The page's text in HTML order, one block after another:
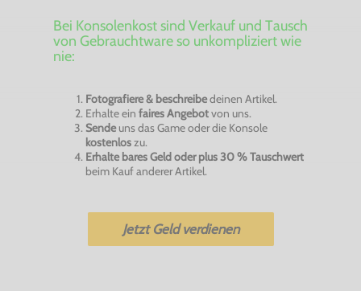
Bei Konsolenkost sind Verkauf und Tausch
von Gebrauchtware so unkompliziert wie
nie:
Fotografiere & beschreibedeinen Artikel.
Erhalte ein faires Angebotvon uns.
Sendeuns das Game oder die Konsole
kostenloszu.
Erhalte bares Geld oder plus 30 % Tauschwert
beim Kauf anderer Artikel.
Jetzt Geld verdienen